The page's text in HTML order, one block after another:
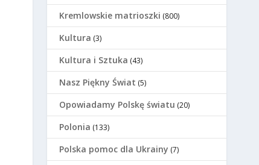
Kremlowskie matrioszki (800)
Kultura (3)
Kultura i Sztuka (43)
Nasz Piękny Świat (5)
Opowiadamy Polskę światu (20)
Polonia (133)
Polska pomoc dla Ukrainy (7)